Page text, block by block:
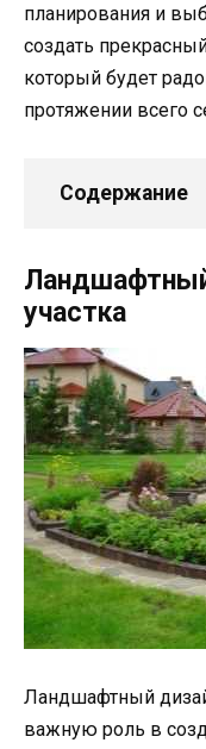
планирования и
создать
который будет
протяжении всего
Содержание
участка
Ландшафтный
важную роль в